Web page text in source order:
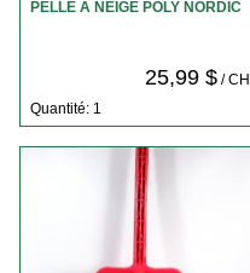
PELLE A NEIGE POLY NORDIC
25,99 $/ CH
Quantité: 1